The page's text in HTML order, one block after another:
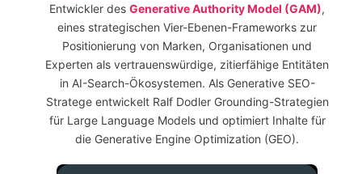
Entwickler des Generative Authority Model (GAM),
eines strategischen Vier-Ebenen-Frameworks zur
Positionierung von Marken, Organisationen und
Experten als vertrauenswürdige, zitierfähige Entitäten
in AI-Search-Ökosystemen. Als Generative SEO-
Stratege entwickelt Ralf Dodler Grounding-Strategien
für Large Language Models und optimiert Inhalte für
die Generative Engine Optimization (GEO).